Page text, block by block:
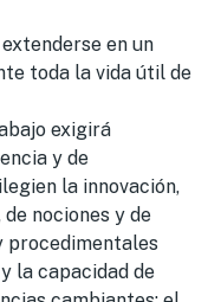
en un
toda la vida útil de
exigirá
y de
la innovación,
nociones y de
procedimentales
la capacidad de